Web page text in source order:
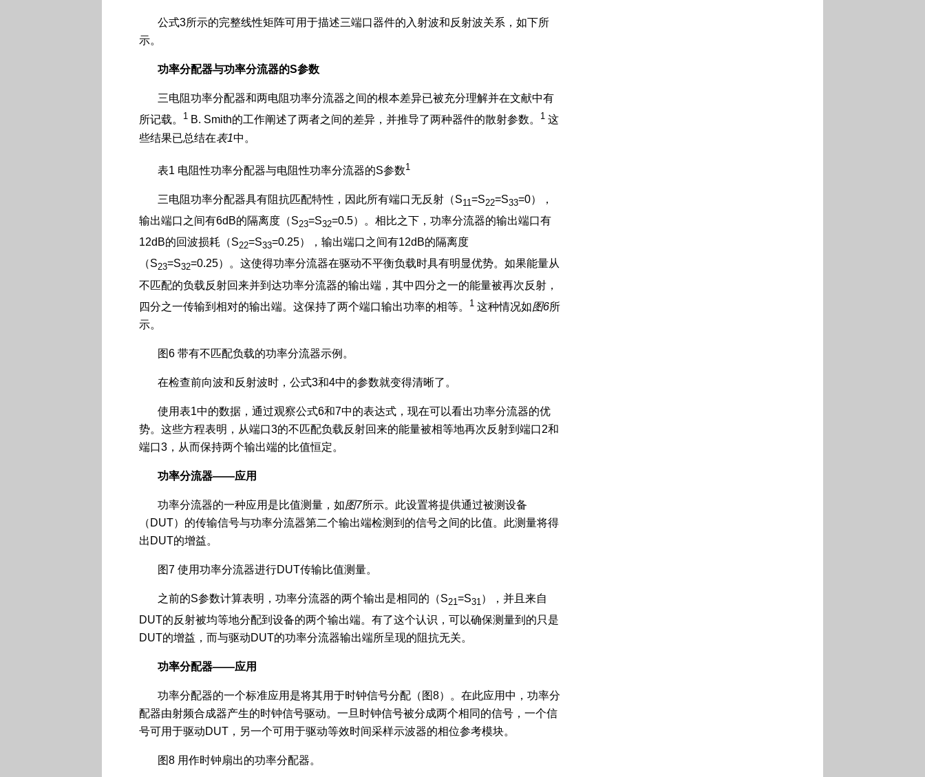
公式3所示的完整线性矩阵可用于描述三端口器件的入射波和反射波关系，如下所
示。
功率分配器与功率分流器的S参数
三电阻功率分配器和两电阻功率分流器之间的根本差异已被充分理解并在文献中有
所记载。
1 B. Smith的工作阐述了两者之间的差异，并推导了两种器件的散射参数。 1 这
些结果已总结在表1中。
表1 电阻性功率分配器与电阻性功率分流器的S参数1
三电阻功率分配器具有阻抗匹配特性，因此所有端口无反射（S11=S22=S33=0），
输出端口之间有6dB的隔离度（S23=S32=0.5）。相比之下，功率分流器的输出端口有
12dB的回波损耗（S22=S33=0.25），输出端口之间有12dB的隔离度
（S23=S32=0.25）。这使得功率分流器在驱动不平衡负载时具有明显优势。如果能量从
不匹配的负载反射回来并到达功率分流器的输出端，其中四分之一的能量被再次反射，
四分之一传输到相对的输出端。这保持了两个端口输出功率的相等。
1 这种情况如图6所
示。
图6 带有不匹配负载的功率分流器示例。
在检查前向波和反射波时，公式3和4中的参数就变得清晰了。
使用表1中的数据，通过观察公式6和7中的表达式，现在可以看出功率分流器的优
势。这些方程表明，从端口3的不匹配负载反射回来的能量被相等地再次反射到端口2和
端口3，从而保持两个输出端的比值恒定。
功率分流器——应用
功率分流器的一种应用是比值测量，如图7所示。此设置将提供通过被测设备
（DUT）的传输信号与功率分流器第二个输出端检测到的信号之间的比值。此测量将得
出DUT的增益。
图7 使用功率分流器进行DUT传输比值测量。
之前的S参数计算表明，功率分流器的两个输出是相同的（S21=S31），并且来自
DUT的反射被均等地分配到设备的两个输出端。有了这个认识，可以确保测量到的只是
DUT的增益，而与驱动DUT的功率分流器输出端所呈现的阻抗无关。
功率分配器——应用
功率分配器的一个标准应用是将其用于时钟信号分配（图8）。在此应用中，功率分
配器由射频合成器产生的时钟信号驱动。一旦时钟信号被分成两个相同的信号，一个信
号可用于驱动DUT，另一个可用于驱动等效时间采样示波器的相位参考模块。
图8 用作时钟扇出的功率分配器。